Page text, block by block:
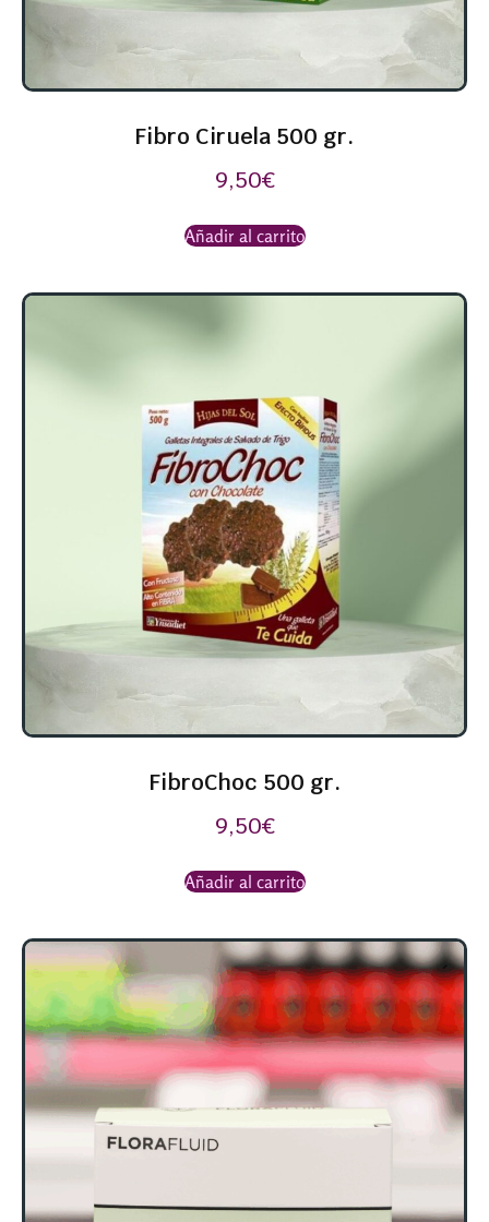
Fibro Ciruela 500 gr.
9,50€
Añadir al carrito
FibroChoc 500 gr.
9,50€
Añadir al carrito